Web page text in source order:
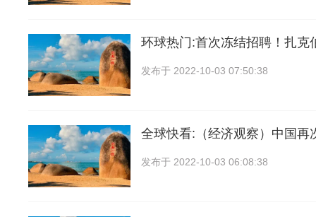
环球热门:首次冻结招聘！扎克
发布于 2022-10-03 07:50:38
全球快看:（经济观察）中国再
发布于 2022-10-03 06:08:38